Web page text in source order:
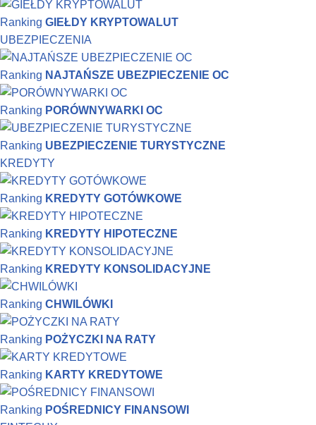
Ranking GIEŁDY KRYPTOWALUT
UBEZPIECZENIA
Ranking NAJTAŃSZE UBEZPIECZENIE OC
Ranking PORÓWNYWARKI OC
Ranking UBEZPIECZENIE TURYSTYCZNE
KREDYTY
Ranking KREDYTY GOTÓWKOWE
Ranking KREDYTY HIPOTECZNE
Ranking KREDYTY KONSOLIDACYJNE
Ranking CHWILÓWKI
Ranking POŻYCZKI NA RATY
Ranking KARTY KREDYTOWE
Ranking POŚREDNICY FINANSOWI